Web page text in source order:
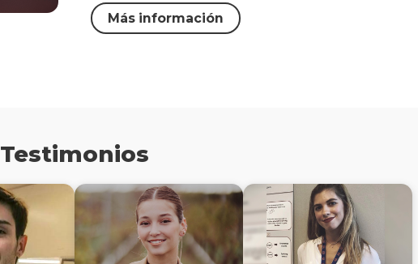
Más información
Testimonios